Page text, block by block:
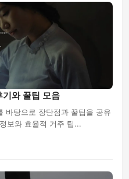
기와 꿀팁 모음
바탕으로 장단점과 꿀팁을 공유
보와 효율적 거주 팁...